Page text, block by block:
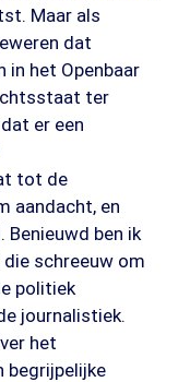
Maar als
dat
in het Openbaar
ter
er een
tot de
aandacht, en
ben ik
schreeuw om
politiek
journalistiek.
het
begrijpelijke